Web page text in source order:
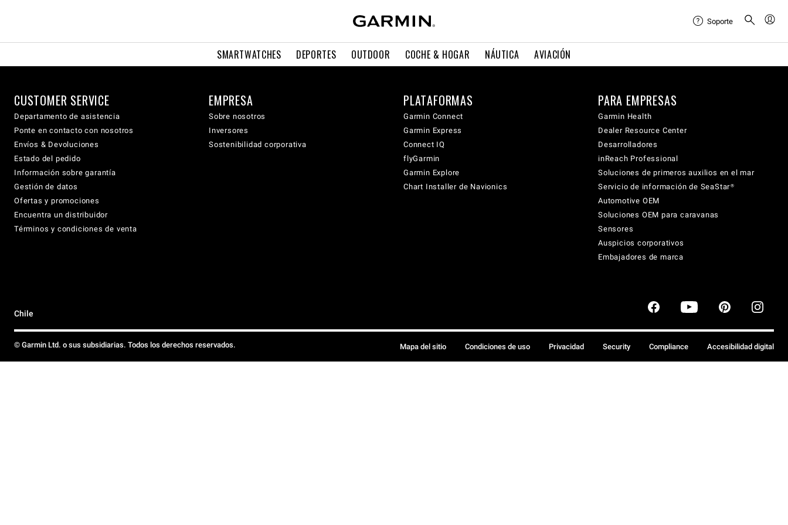
SMARTWATCHES DEPORTES OUTDOOR COCHE & HOGAR NÁUTICA AVIACIÓN
Soporte
CUSTOMER SERVICE
Departamento de asistencia
Ponte en contacto con nosotros
Envíos & Devoluciones
Estado del pedido
Información sobre garantía
Gestión de datos
Ofertas y promociones
Encuentra un distribuidor
Términos y condiciones de venta
EMPRESA
Sobre nosotros
Inversores
Sostenibilidad corporativa
PLATAFORMAS
Garmin Connect
Garmin Express
Connect IQ
flyGarmin
Garmin Explore
Chart Installer de Navionics
PARA EMPRESAS
Garmin Health
Dealer Resource Center
Desarrolladores
inReach Professional
Soluciones de primeros auxilios en el mar
Servicio de información de SeaStar®
Automotive OEM
Soluciones OEM para caravanas
Sensores
Auspicios corporativos
Embajadores de marca
Chile
© Garmin Ltd. o sus subsidiarias. Todos los derechos reservados. Mapa del sitio Condiciones de uso Privacidad Security Compliance Accesibilidad digital